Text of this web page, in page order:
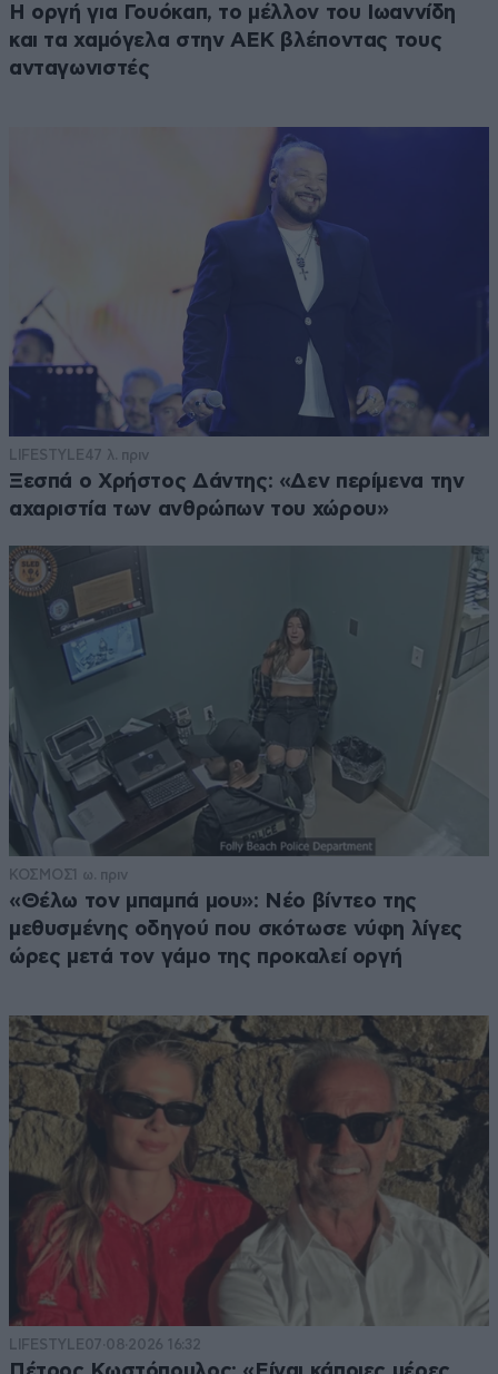
Η οργή για Γουόκαπ, το μέλλον του Ιωαννίδη
και τα χαμόγελα στην ΑΕΚ βλέποντας τους
ανταγωνιστές
LIFESTYLE47 λ. πριν
Ξεσπά ο Χρήστος Δάντης: «Δεν περίμενα την
αχαριστία των ανθρώπων του χώρου»
ΚΟΣΜΟΣ1 ω. πριν
«Θέλω τον μπαμπά μου»: Νέο βίντεο της
μεθυσμένης οδηγού που σκότωσε νύφη λίγες
ώρες μετά τον γάμο της προκαλεί οργή
LIFESTYLE07·08·2026 16:32